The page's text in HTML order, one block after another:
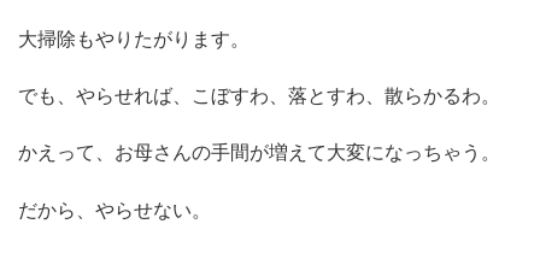
大掃除もやりたがります。
でも、やらせれば、こぼすわ、落とすわ、散らかるわ。
かえって、お母さんの手間が増えて大変になっちゃう。
だから、やらせない。